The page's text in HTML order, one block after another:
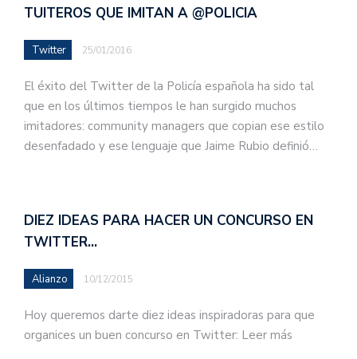
TUITEROS QUE IMITAN A @POLICIA
Twitter 25/01/2016
El éxito del Twitter de la Policía española ha sido tal
que en los últimos tiempos le han surgido muchos
imitadores: community managers que copian ese estilo
desenfadado y ese lenguaje que Jaime Rubio definió…
DIEZ IDEAS PARA HACER UN CONCURSO EN
TWITTER…
Alianzo 10/12/2015
Hoy queremos darte diez ideas inspiradoras para que
organices un buen concurso en Twitter: Leer más